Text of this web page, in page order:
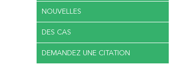
NOUVELLES
DES CAS
DEMANDEZ UNE CITATION